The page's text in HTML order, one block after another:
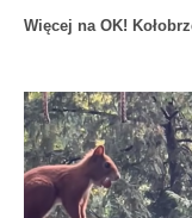
Więcej na OK!